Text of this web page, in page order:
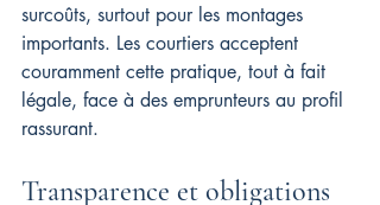
surcoûts, surtout pour les montages
importants. Les courtiers acceptent
couramment cette pratique, tout à fait
légale, face à des emprunteurs au profil
rassurant.
Transparence et obligations